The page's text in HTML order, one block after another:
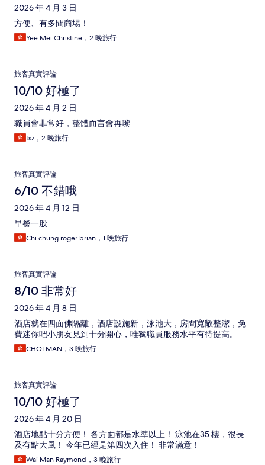
2026 年 4 月 3 日
方便、有多間商場！
Yee Mei Christine，2 晚旅行
旅客真實評論
10/10 好極了
2026 年 4 月 2 日
職員會非常好，整體而言會再嚟
tsz，2 晚旅行
旅客真實評論
6/10 不錯哦
2026 年 4 月 12 日
早餐一般
Chi chung roger brian，1 晚旅行
旅客真實評論
8/10 非常好
2026 年 4 月 8 日
酒店就在四面佛隔離，酒店設施新，泳池大，房間寬敞整潔，免
費迷你吧小朋友見到十分開心，唯獨職員服務水平有待提高。
CHOI MAN，3 晚旅行
旅客真實評論
10/10 好極了
2026 年 4 月 20 日
酒店地點十分方便！ 各方面都是水準以上！ 泳池在35 樓，很長
及有點大風！ 今年已經是第四次入住！ 非常滿意！
Wai Man Raymond，3 晚旅行